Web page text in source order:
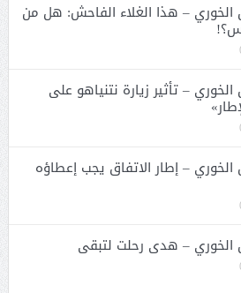
الخوري – هذا الغلاء الفاحش: هل من
– تأثير زيارة نتنياهو على
الخوري – إطار الاتفاق يجب إعطاؤه
الخوري – هدى رحلت لتبقى